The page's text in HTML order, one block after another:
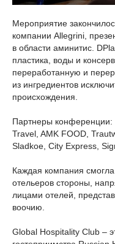
Мероприятие
компании Allegrini,
в области аминитис.
пластика, воды и
переработанную и
из ингредиентов
происхождения.
Партнеры
Travel, AMK FOOD,
Sladkoe, City Express,
Каждая компания
отельеров стороны,
лицами отелей,
воочию.
Global Hospitality Club –